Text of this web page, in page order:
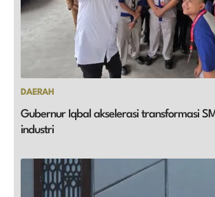
DAERAH
Gubernur Iqbal akselerasi transformasi
industri